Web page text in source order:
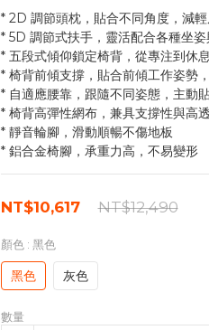
* 2D 調節頭枕，貼合不同角度，減
* 5D 調節式扶手，靈活配合各種坐姿
* 五段式傾仰鎖定椅背，從專注到休
* 椅背前傾支撐，貼合前傾工作姿勢
* 自適應腰靠，跟隨不同姿態，主動
* 椅背高彈性網布，兼具支撐性與高
* 靜音輪腳，滑動順暢不傷地板
* 鋁合金椅腳，承重力高，不易變形
NT$12,490
NT$10,617
顏色 : 黑色
黑色 灰色
數量